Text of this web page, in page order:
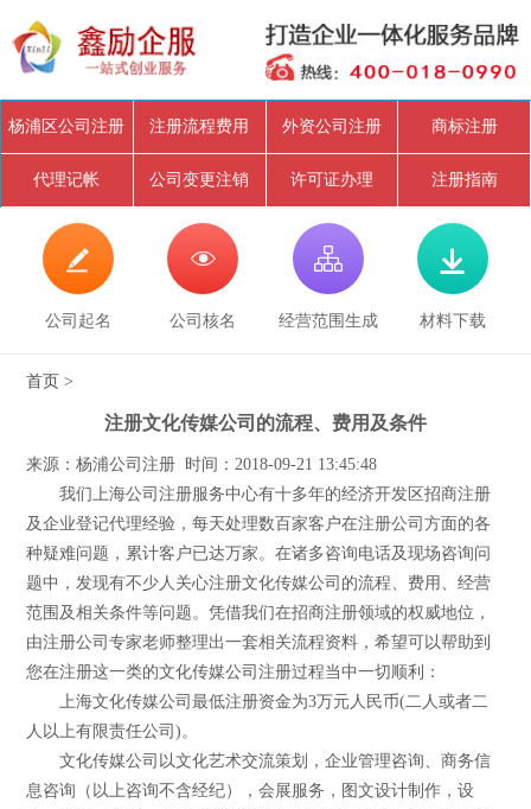
杨浦区公司注册 注册流程费用 外资公司注册 商标注册
代理记帐 公司变更注销 许可证办理 注册指南

公司起名

公司核名

经营范围生成

材料下载
首页 >
注册文化传媒公司的流程、费用及条件
来源：杨浦公司注册 时间：2018-09-21 13:45:48
我们上海公司注册服务中心有十多年的经济开发区招商注册
及企业登记代理经验，每天处理数百家客户在注册公司方面的各
种疑难问题，累计客户已达万家。在诸多咨询电话及现场咨询问
题中，发现有不少人关心注册文化传媒公司的流程、费用、经营
范围及相关条件等问题。凭借我们在招商注册领域的权威地位，
由注册公司专家老师整理出一套相关流程资料，希望可以帮助到
您在注册这一类的文化传媒公司注册过程当中一切顺利：
上海文化传媒公司最低注册资金为3万元人民币(二人或者二
人以上有限责任公司)。
文化传媒公司以文化艺术交流策划，企业管理咨询、商务信
息咨询（以上咨询不含经纪），会展服务，图文设计制作，设